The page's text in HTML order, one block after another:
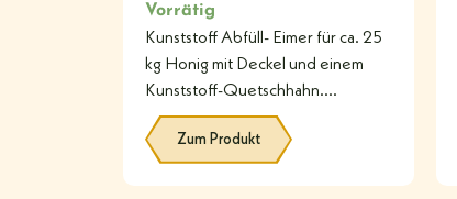
Vorrätig
Kunststoff Abfüll- Eimer für ca. 25
kg Honig mit Deckel und einem
Kunststoff-Quetschhahn.
Lebensmittelecht.
Zum Produkt